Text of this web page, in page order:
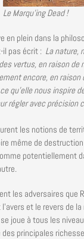
Le Marqu’ing Dead !
en plein dans la
il pas écrit : La nature,
vertus, en raison de
encore, en raison
qu’elle nous inspire
régler avec précision
les notions de
même de
potentiellement
les adversaires que
et le revers de
joue à tous les
des principales